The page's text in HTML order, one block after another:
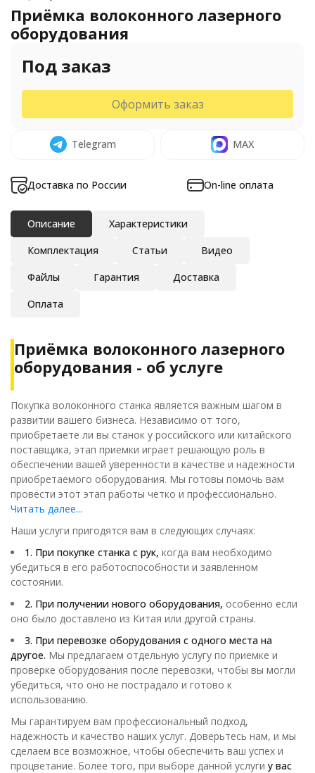
Приёмка волоконного лазерного
оборудования
Под заказ
Оформить заказ
Telegram MAX
Доставка по России On-line оплата
Описание
Характеристики
Комплектация
Статьи
Видео
Файлы
Гарантия
Доставка
Оплата
Приёмка волоконного лазерного
оборудования - об услуге
Покупка волоконного станка является важным шагом в
развитии вашего бизнеса. Независимо от того,
приобретаете ли вы станок у российского или китайского
поставщика, этап приемки играет решающую роль в
обеспечении вашей уверенности в качестве и надежности
приобретаемого оборудования. Мы готовы помочь вам
провести этот этап работы четко и профессионально.
Читать далее...
Наши услуги пригодятся вам в следующих случаях:
1. При покупке станка с рук, когда вам необходимо
убедиться в его работоспособности и заявленном
состоянии.
2. При получении нового оборудования, особенно если
оно было доставлено из Китая или другой страны.
3. При перевозке оборудования с одного места на
другое. Мы предлагаем отдельную услугу по приемке и
проверке оборудования после перевозки, чтобы вы могли
убедиться, что оно не пострадало и готово к
использованию.
Мы гарантируем вам профессиональный подход,
надежность и качество наших услуг. Доверьтесь нам, и мы
сделаем все возможное, чтобы обеспечить ваш успех и
процветание. Более того, при выборе данной услуги у вас